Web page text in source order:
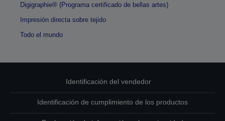
Digigraphie® (Programa certificado de bellas artes)
Impresión directa sobre tejido
Todo el mundo
Identificación del vendedor
Identificación de cumplimiento de los productos